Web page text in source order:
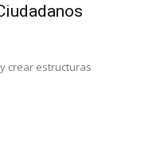
crear estructuras